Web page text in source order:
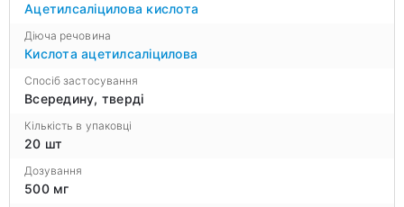
Ацетилсаліцилова кислота
Діюча речовина
Кислота ацетилсаліцилова
Спосіб застосування
Всередину, тверді
Кількість в упаковці
20 шт
Дозування
500 мг